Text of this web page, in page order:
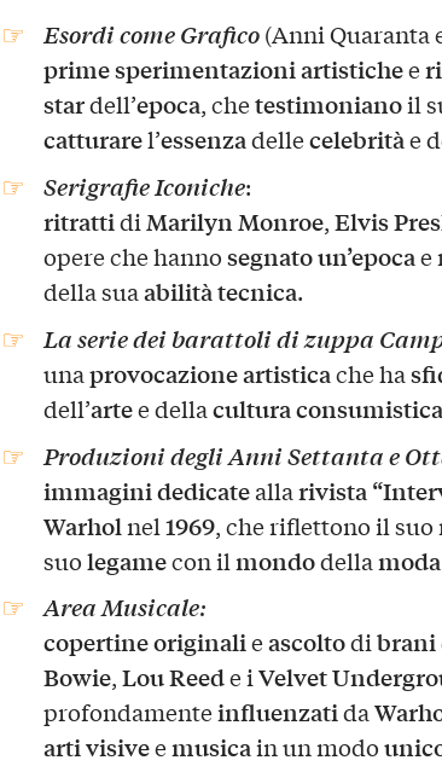
Esordi come Grafico (Anni Quaranta
prime sperimentazioni artistichee
stardell’epoca, chetestimonianoil
catturarel’essenzadellecelebritàe
Serigrafie Iconiche:
ritrattidiMarilyn Monroe,Elvis
opere che hannosegnato un’epocae
della suaabilità tecnica.
La serie dei barattoli di zuppa
unaprovocazione artisticache ha
dell’artee dellacultura consumistica
Produzioni degli Anni Settanta e
immagini dedicateallarivista
Warholnel1969, che riflettono il suo
suolegamecon ilmondodellamoda
Area Musicale:
copertine originalieascoltodibrani
Bowie,Lou Reede iVelvet
profondamenteinfluenzatida
arti visiveemusicain un modo